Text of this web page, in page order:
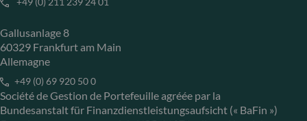
Gallusanlage 8
60329 Frankfurt am Main
Allemagne
+49 (0) 69 920 50 0
Société de Gestion de Portefeuille agréée par la
Bundesanstalt für Finanzdienstleistungsaufsicht (« BaFin »)